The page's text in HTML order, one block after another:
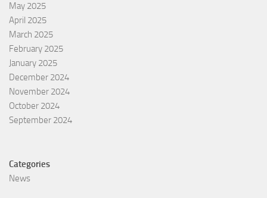
May 2025
April 2025
March 2025
February 2025
January 2025
December 2024
November 2024
October 2024
September 2024
Categories
News